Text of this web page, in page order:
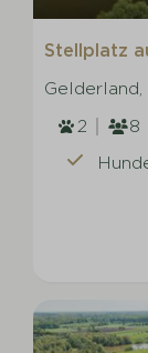
Stellplatz
2
8